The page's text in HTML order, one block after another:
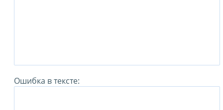
Ошибка в тексте: